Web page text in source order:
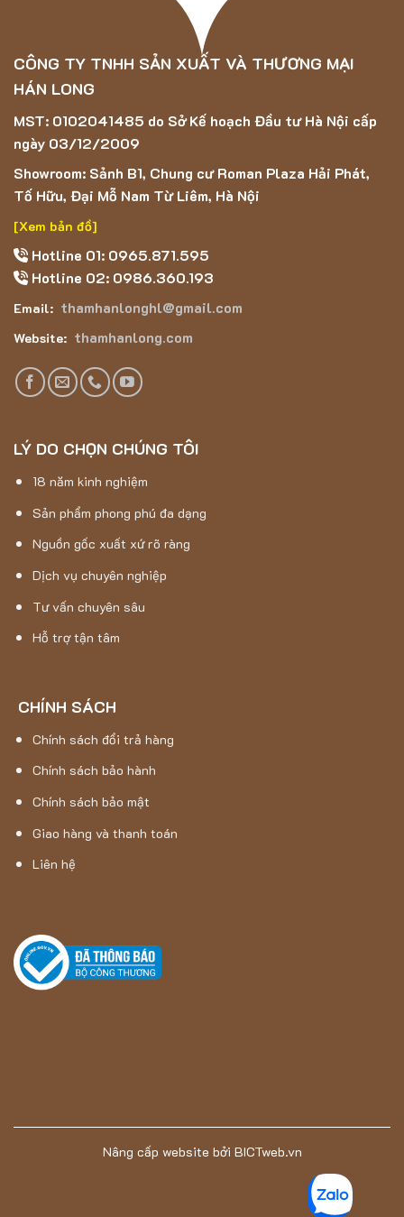
CÔNG TY TNHH SẢN XUẤT VÀ THƯƠNG MẠI
HÁN LONG
MST: 0102041485 do Sở Kế hoạch Đầu tư Hà Nội cấp
ngày 03/12/2009
Showroom: Sảnh B1, Chung cư Roman Plaza Hải Phát,
Tố Hữu, Đại Mỗ Nam Từ Liêm, Hà Nội
[Xem bản đồ]
Hotline 01: 0965.871.595
Hotline 02: 0986.360.193
Email: thamhanlonghl@gmail.com
Website: thamhanlong.com
LÝ DO CHỌN CHÚNG TÔI
18 năm kinh nghiệm
Sản phẩm phong phú đa dạng
Nguồn gốc xuất xứ rõ ràng
Dịch vụ chuyên nghiệp
Tư vấn chuyên sâu
Hỗ trợ tận tâm
CHÍNH SÁCH
Chính sách đổi trả hàng
Chính sách bảo hành
Chính sách bảo mật
Giao hàng và thanh toán
Liên hệ
Nâng cấp website bởi BICTweb.vn